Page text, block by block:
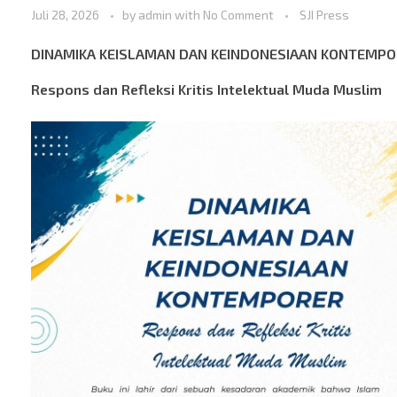
Juli 28, 2026 by admin with No Comment SJI Press
DINAMIKA KEISLAMAN DAN KEINDONESIAAN
Respons dan Refleksi Kritis Intelektual Muda Muslim